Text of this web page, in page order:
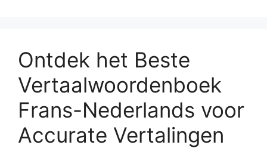
Ontdek het Beste
Vertaalwoordenboek
Frans-Nederlands voor
Accurate Vertalingen